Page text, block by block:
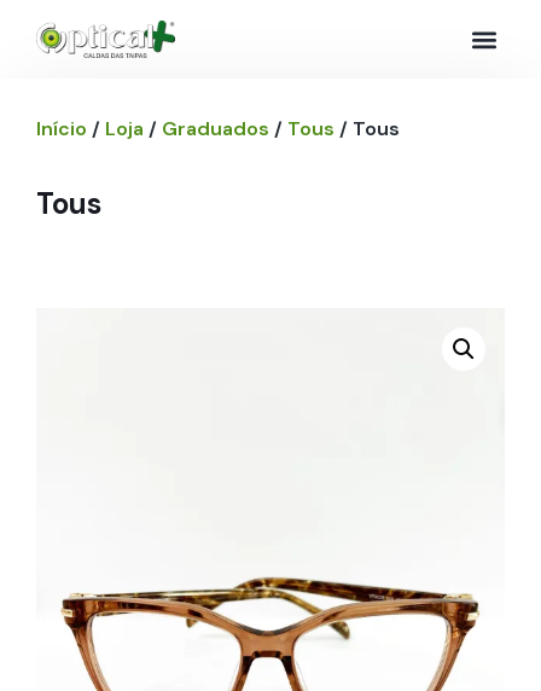
Início / Loja / Graduados / Tous / Tous
Tous